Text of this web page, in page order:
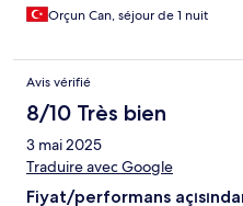
Orçun Can, séjour de 1 nuit
Avis vérifié
8/10 Très bien
3 mai 2025
Traduire avec Google
Fiyat/performans